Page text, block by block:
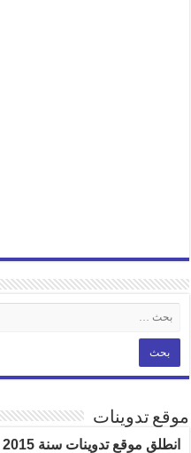
موقع تدوينات
انطلق موقع تدوينات سنة 2015